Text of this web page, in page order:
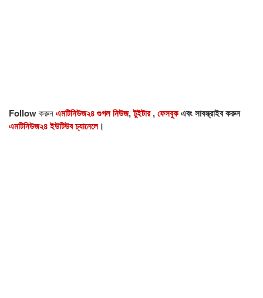
Followকরুনএমটিনিউজ২৪ গুগল নিউজ,টুইটার,ফেসবুকএবং সাবস্ক্রাইব করুন
এমটিনিউজ২৪ ইউটিউব চ্যানেলে।